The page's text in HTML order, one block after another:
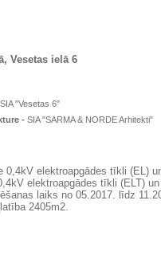
Vesetas ielā 6
SIA "Vesetas 6"
- SIA "SARMA & NORDE Arhitekti"
0,4kV elektroapgādes tīkli (EL)
elektroapgādes tīkli (ELT)
laiks no 05.2017. līdz
2405m2.